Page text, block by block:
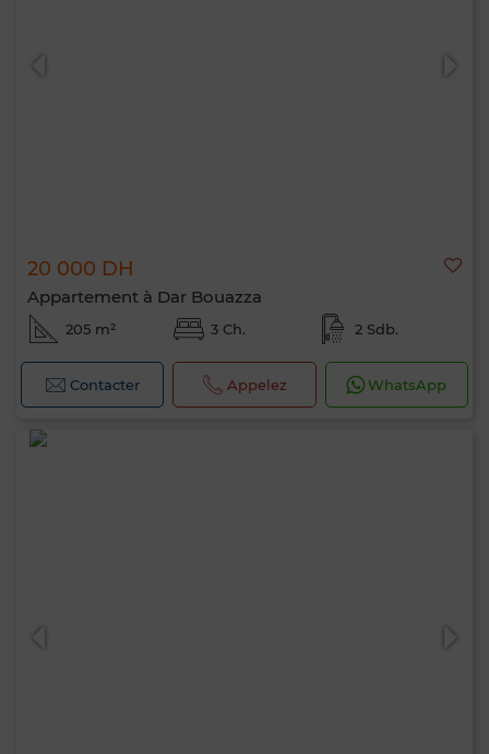
20 000 DH
Appartement à Dar Bouazza
205 m² 3 Ch. 2 Sdb.
Contacter Appelez WhatsApp